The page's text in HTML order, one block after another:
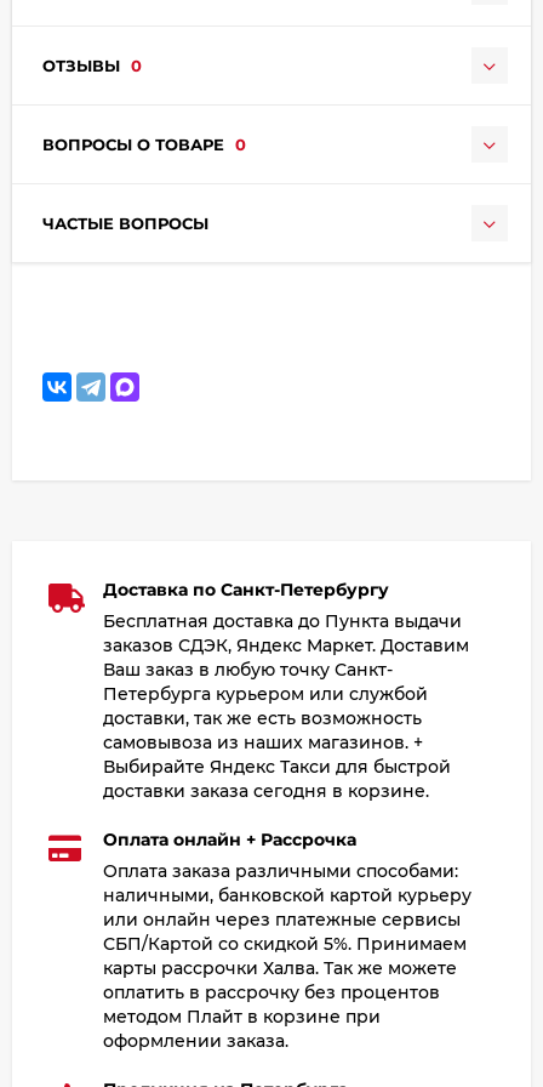
ОТЗЫВЫ 0
ВОПРОСЫ О ТОВАРЕ 0
ЧАСТЫЕ ВОПРОСЫ
раз в 2 недели
Доставка по Санкт-Петербургу
Бесплатная доставка до Пункта выдачи
заказов СДЭК, Яндекс Маркет. Доставим
Ваш заказ в любую точку Санкт-
Петербурга курьером или службой
доставки, так же есть возможность
самовывоза из наших магазинов. +
Выбирайте Яндекс Такси для быстрой
доставки заказа сегодня в корзине.
Оплата онлайн + Рассрочка
Оплата заказа различными способами:
наличными, банковской картой курьеру
или онлайн через платежные сервисы
СБП/Картой со скидкой 5%. Принимаем
карты рассрочки Халва. Так же можете
оплатить в рассрочку без процентов
методом Плайт в корзине при
оформлении заказа.